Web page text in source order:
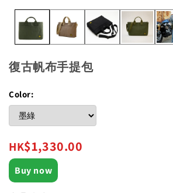
復古帆布手提包
Color:
HK$1,330.00
Buy now